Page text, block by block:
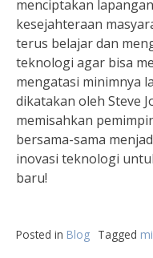
menciptakan
kesejahteraan
terus belajar dan
teknologi agar bisa
mengatasi minimnya
dikatakan oleh Steve
memisahkan
bersama-sama
inovasi teknologi
baru!
Posted in Blog Tagged